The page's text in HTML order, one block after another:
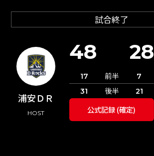
試合終了
浦安ＤＲ
HOST
48 28
17 前半
7
31
後半 21
公式記録 (確定)